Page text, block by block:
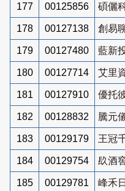
177 00125856 碩儷
178 00127138 創易
179 00127480 藍新
180 00127714 艾里
181 00127910 優托
182 00128832 騰元
183 00129179 王冠
184 00129754 镹酒
185 00129781 峰禾